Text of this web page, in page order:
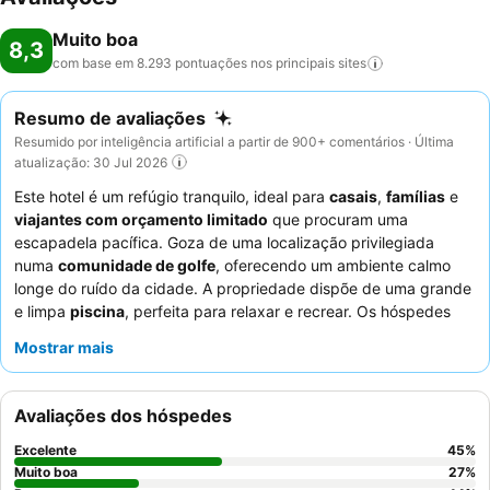
8,3 Muito boa
com base em 8.293 pontuações nos principais sites
Resumo de avaliações
Resumido por inteligência artificial a partir de 900+ comentários · Última
atualização: 30 Jul 2026
Este hotel é um refúgio tranquilo, ideal para casais, famílias e
viajantes com orçamento limitado que procuram uma
escapadela pacífica. Goza de uma localização privilegiada
numa comunidade de golfe, oferecendo um ambiente calmo
longe do ruído da cidade. A propriedade dispõe de uma grande
e limpa piscina, perfeita para relaxar e recrear. Os hóspedes
alta qualidade
o jardim para garantir uma estadia mais tranquila.
Mostrar mais
Avaliações dos hóspedes
Excelente 45%
Muito boa
27%